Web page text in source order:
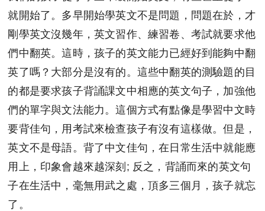
就開始了。多早開始學英文不是問題，問題在於，才
剛學英文沒幾年，英文習作、練習卷、考試就要求他
們中翻英。這時，孩子的英文能力已經好到能夠中翻
英了嗎？大部分是沒有的。這些中翻英的測驗題的目
的都是要求孩子背誦課文中相應的英文句子，加強他
們的單字與文法能力。這個方式有點像是學習中文時
要背佳句，用考試來檢查孩子有沒有這樣做。但是，
英文不是母語。背了中文佳句，在日常生活中就能應
用上，印象會越來越深刻; 反之，背誦而來的英文句
子在生活中，毫無用武之處，頂多三個月，孩子就忘
了。